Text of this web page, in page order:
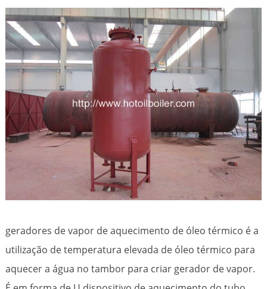
geradores de vapor de aquecimento de óleo térmico é a
utilização de temperatura elevada de óleo térmico para
aquecer a água no tambor para criar gerador de vapor.